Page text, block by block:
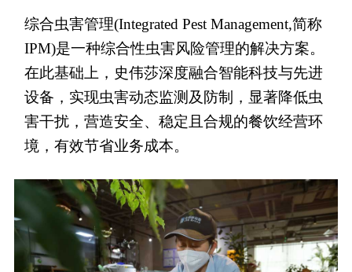
综合虫害管理(Integrated Pest Management,简称
IPM)是一种综合性虫害风险管理的解决方案。
在此基础上，史伟莎深度融合智能科技与先进
设备，实现虫害动态监测及防制，显著降低虫
害干扰，营造安全、稳定且合规的餐饮经营环
境，有效节省业务成本。